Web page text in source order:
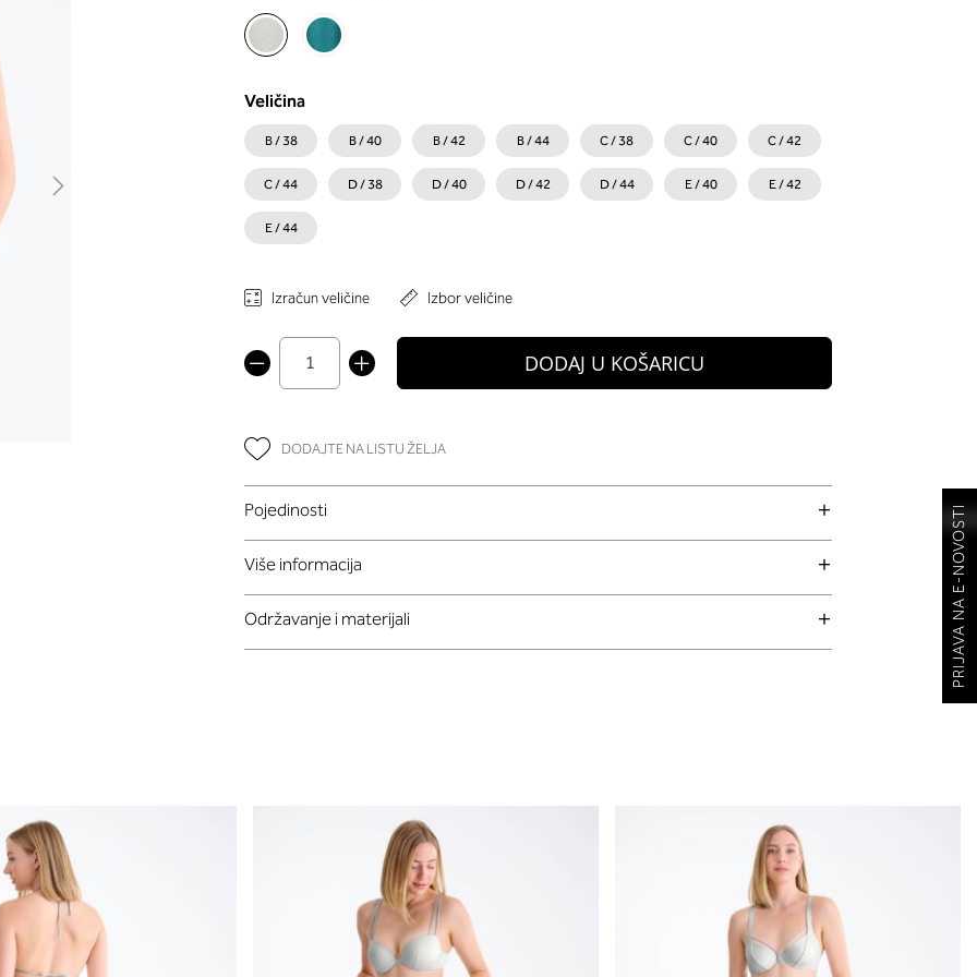
Veličina
B / 38 B / 40 B / 42 B / 44 C / 38 C / 40 C / 42
C / 44 D / 38 D / 40 D / 42 D / 44 E / 40 E / 42
E / 44
Izračun veličine Izbor veličine
DODAJ U KOŠARICU
DODAJTE NA LISTU ŽELJA
Pojedinosti
Više informacija
Održavanje i materijali PRIJAVA NA E-NOVOSTI